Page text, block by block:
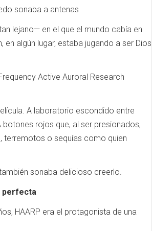
sonaba a antenas
lejano— en el que el mundo cabía en
en algún lugar, estaba jugando a ser Dios
Active Auroral Research
A laboratorio escondido entre
botones rojos que, al ser presionados,
terremotos o sequías como quien
sonaba delicioso creerlo.
perfecta
HAARP era el protagonista de una